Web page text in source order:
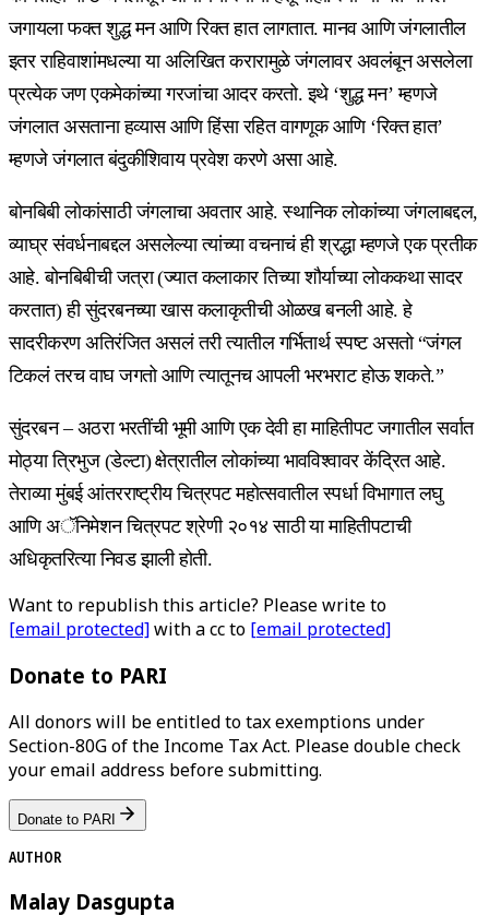
जगायला फक्त शुद्ध मन आणि रिक्त हात लागतात. मानव आणि जंगलातील
इतर राहिवाशांमधल्या या अलिखित करारामुळे जंगलावर अवलंबून असलेला
प्रत्येक जण एकमेकांच्या गरजांचा आदर करतो. इथे ‘शुद्ध मन’ म्हणजे
जंगलात असताना हव्यास आणि हिंसा रहित वागणूक आणि ‘रिक्त हात’
म्हणजे जंगलात बंदुकीशिवाय प्रवेश करणे असा आहे.
बोनबिबी लोकांसाठी जंगलाचा अवतार आहे. स्थानिक लोकांच्या जंगलाबद्दल,
व्याघ्र संवर्धनाबद्दल असलेल्या त्यांच्या वचनाचं ही श्रद्धा म्हणजे एक प्रतीक
आहे. बोनबिबीची जत्रा (ज्यात कलाकार तिच्या शौर्याच्या लोककथा सादर
करतात) ही सुंदरबनच्या खास कलाकृतीची ओळख बनली आहे. हे
सादरीकरण अतिरंजित असलं तरी त्यातील गर्भितार्थ स्पष्ट असतो “जंगल
टिकलं तरच वाघ जगतो आणि त्यातूनच आपली भरभराट होऊ शकते.”
सुंदरबन – अठरा भरतींची भूमी आणि एक देवी हा माहितीपट जगातील सर्वात
मोठ्या त्रिभुज (डेल्टा) क्षेत्रातील लोकांच्या भावविश्वावर केंद्रित आहे.
तेराव्या मुंबई आंतरराष्ट्रीय चित्रपट महोत्सवातील स्पर्धा विभागात लघु
आणि अॅनिमेशन चित्रपट श्रेणी २०१४ साठी या माहितीपटाची
अधिकृतरित्या निवड झाली होती.
Want to republish this article? Please write to
[email protected]with a cc to [email protected]
Donate to PARI
All donors will be entitled to tax exemptions under
Section-80G of the Income Tax Act. Please double check
your email address before submitting.
Donate to PARI
AUTHOR
Malay Dasgupta